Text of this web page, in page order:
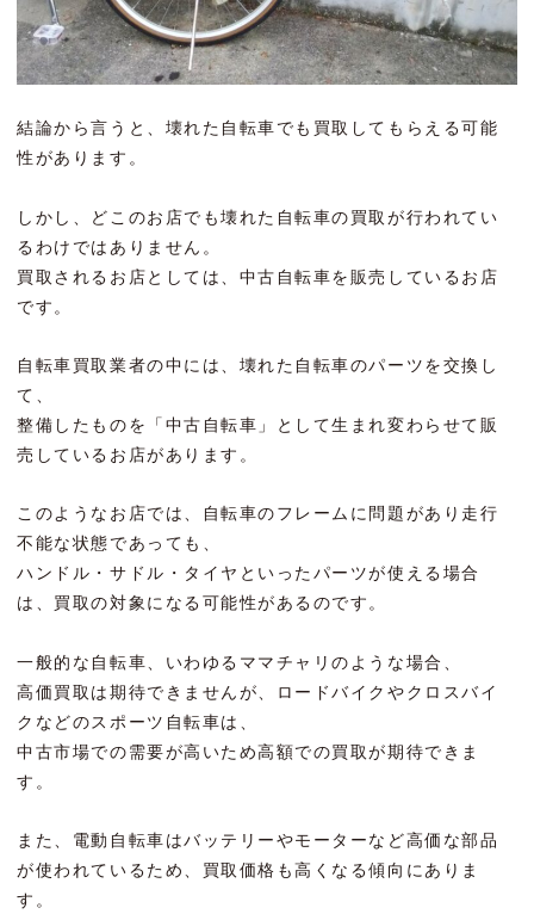
結論から言うと、壊れた自転車でも買取してもらえる可能
性があります。
しかし、どこのお店でも壊れた自転車の買取が行われてい
るわけではありません。
買取されるお店としては、中古自転車を販売しているお店
です。
自転車買取業者の中には、壊れた自転車のパーツを交換し
て、
整備したものを「中古自転車」として生まれ変わらせて販
売しているお店があります。
このようなお店では、自転車のフレームに問題があり走行
不能な状態であっても、
ハンドル・サドル・タイヤといったパーツが使える場合
は、買取の対象になる可能性があるのです。
一般的な自転車、いわゆるママチャリのような場合、
高価買取は期待できませんが、ロードバイクやクロスバイ
クなどのスポーツ自転車は、
中古市場での需要が高いため高額での買取が期待できま
す。
また、電動自転車はバッテリーやモーターなど高価な部品
が使われているため、買取価格も高くなる傾向にありま
す。